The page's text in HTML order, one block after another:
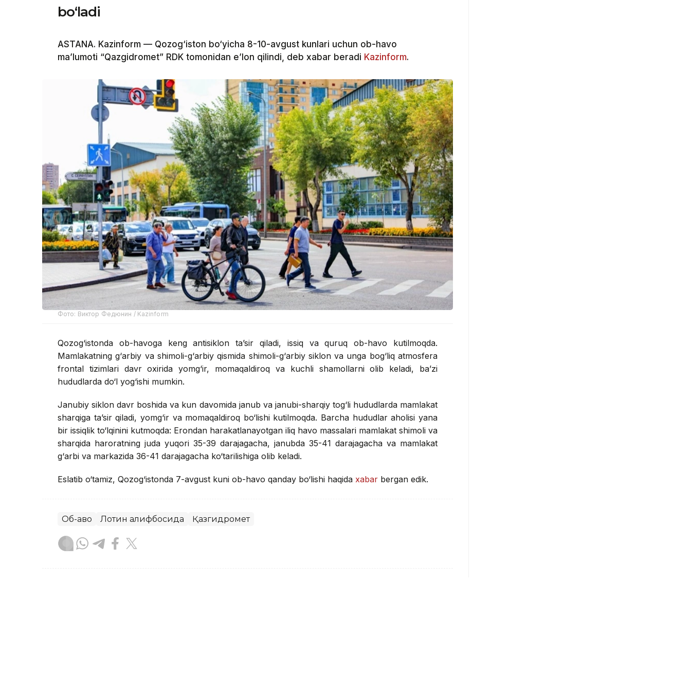
bo‘ladi
ASTANA. Kazinform — Qozog‘iston bo‘yicha 8-10-avgust kunlari uchun ob-havo
ma’lumoti “Qazgidromet” RDK tomonidan e’lon qilindi, deb xabar beradi Kazinform.
Фото: Виктор Федюнин / Kazinform
Qozog‘istonda ob-havoga keng antisiklon ta’sir qiladi, issiq va quruq ob-havo kutilmoqda.
Mamlakatning g‘arbiy va shimoli-g‘arbiy qismida shimoli-g‘arbiy siklon va unga bog‘liq atmosfera
frontal tizimlari davr oxirida yomg‘ir, momaqaldiroq va kuchli shamollarni olib keladi, ba’zi
hududlarda do‘l yog‘ishi mumkin.
Janubiy siklon davr boshida va kun davomida janub va janubi-sharqiy tog‘li hududlarda mamlakat
sharqiga ta’sir qiladi, yomg‘ir va momaqaldiroq bo‘lishi kutilmoqda. Barcha hududlar aholisi yana
bir issiqlik to‘lqinini kutmoqda: Erondan harakatlanayotgan iliq havo massalari mamlakat shimoli va
sharqida haroratning juda yuqori 35-39 darajagacha, janubda 35-41 darajagacha va mamlakat
g‘arbi va markazida 36-41 darajagacha ko‘tarilishiga olib keladi.
Eslatib o‘tamiz, Qozog‘istonda 7-avgust kuni ob-havo qanday bo‘lishi haqida xabar bergan edik.
Об-ҳаво Лотин алифбосида Қазгидромет